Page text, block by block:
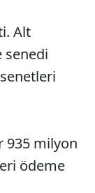
Alt
senedi
935 milyon
ödeme